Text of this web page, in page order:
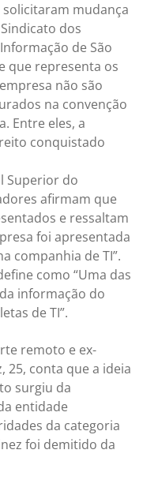
mudança
dos
de São
que representa os
não são
na convenção
Entre eles, a
conquistado
Superior do
afirmam que
e ressaltam
foi apresentada
companhia de TI”.
como “Uma das
informação do
de TI”.
remoto e ex-
25, conta que a ideia
surgiu da
entidade
da categoria
foi demitido da